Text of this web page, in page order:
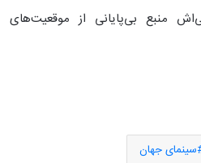
منبع بی‌پایانی از موقعیت‌های
سینمای جهان